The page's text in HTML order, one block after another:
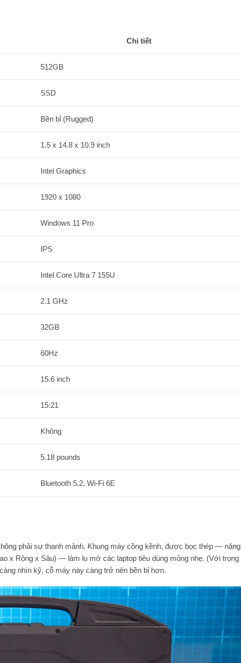
Chi tiết
512GB
SSD
Bền bỉ (Rugged)
1.5 x 14.8 x 10.9 inch
Intel Graphics
1920 x 1080
Windows 11 Pro
IPS
Intel Core Ultra 7 155U
2.1 GHz
32GB
60Hz
15.6 inch
15:21
Không
5.18 pounds
Bluetooth 5.2, Wi-Fi 6E
phải sự thanh mảnh. Khung máy cồng kềnh, được bọc thép — nặng
x Rộng x Sâu) — làm lu mờ các laptop tiêu dùng mỏng nhẹ. (Với trọng
nhìn kỹ, cỗ máy này càng trở nên bền bỉ hơn.